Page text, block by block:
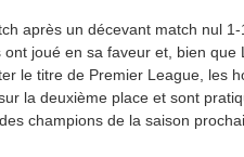
après un décevant match nul 1-
joué en sa faveur et, bien que
le titre de Premier League, les
la deuxième place et sont
champions de la saison